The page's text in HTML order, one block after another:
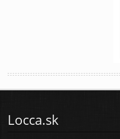
Locca.sk